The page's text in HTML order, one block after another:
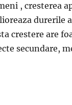
, cresterea
durerile
crestere are
secundare,